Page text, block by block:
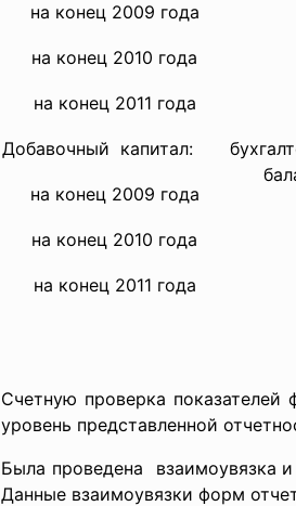
на конец 2009 года
на конец 2010 года
на конец 2011 года
Добавочный капитал:
на конец 2009 года
на конец 2010 года
на конец 2011 года
Счетную проверка показателей
уровень представленной
Была проведена взаимоувязка
Данные взаимоувязки форм